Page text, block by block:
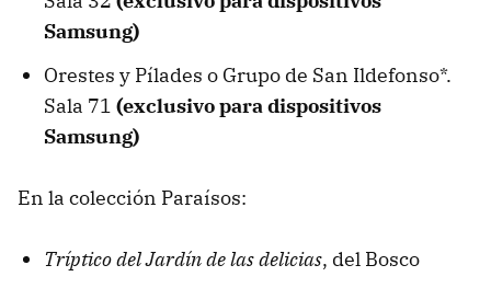
Samsung)
Orestes y Pílades o Grupo de San Ildefonso*.
Sala 71 (exclusivo para dispositivos
Samsung)
En la colección Paraísos:
Tríptico del Jardín de las delicias, del Bosco